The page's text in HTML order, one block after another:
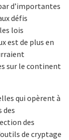
d’importantes
défis
lois
est de plus en
sur le continent
qui opèrent à
des
des
de cryptage